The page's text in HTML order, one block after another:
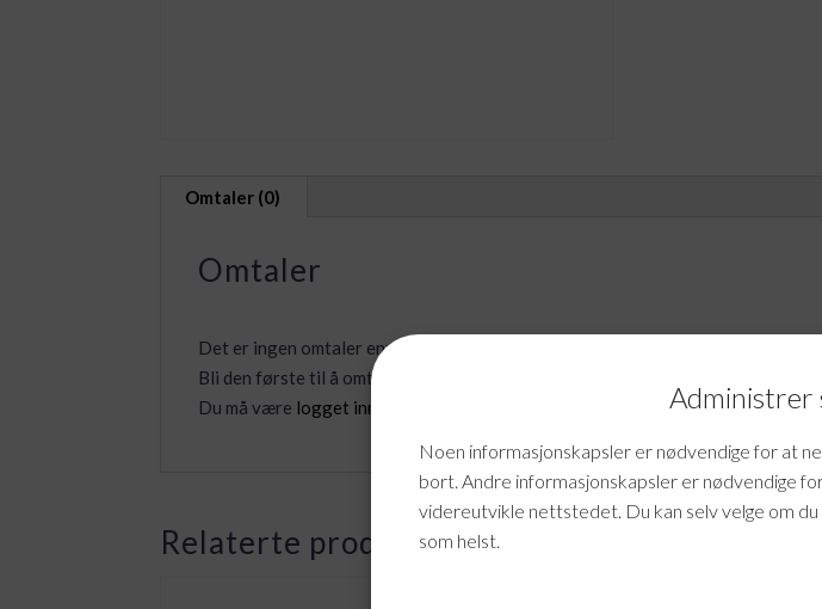
Administrer
Noen informasjonskapsler er nødvendige for at
bort. Andre informasjonskapsler er nødvendige
videreutvikle nettstedet. Du kan selv velge om
som helst.
Omtaler (0)
Omtaler
Det er ingen omtaler ennå.
Bli den første til å omtale «.no domene»
Du må være logget inn
Relaterte produkter